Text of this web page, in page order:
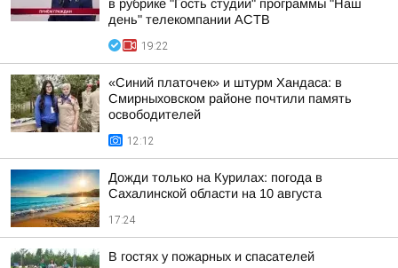
в рубрике "Гость студии" программы "Наш
день" телекомпании АСТВ
19:22
«Синий платочек» и штурм Хандаса: в
Смирныховском районе почтили память
освободителей
12:12
Дожди только на Курилах: погода в
Сахалинской области на 10 августа
17:24
В гостях у пожарных и спасателей